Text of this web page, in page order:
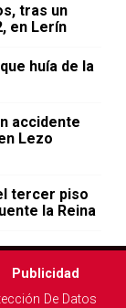
tras un
en Lerín
huía de la
accidente
Lezo
tercer piso
la Reina
Publicidad
De Datos